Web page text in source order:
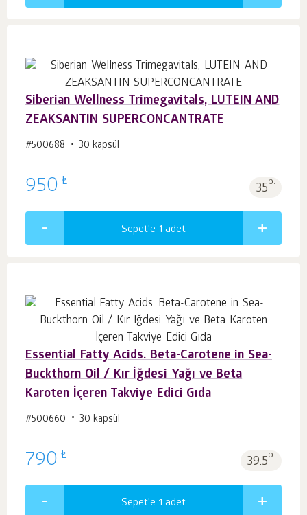
Siberian Wellness Trimegavitals, LUTEIN AND
ZEAKSANTIN SUPERCONCANTRATE
#500688 30 kapsül
950 ₺ 35p.
Sepet'e 1 adet
Essential Fatty Acids. Beta-Carotene in Sea-
Buckthorn Oil / Kır İğdesi Yağı ve Beta
Karoten İçeren Takviye Edici Gıda
#500660 30 kapsül
790 ₺ 39.5p.
Sepet'e 1 adet